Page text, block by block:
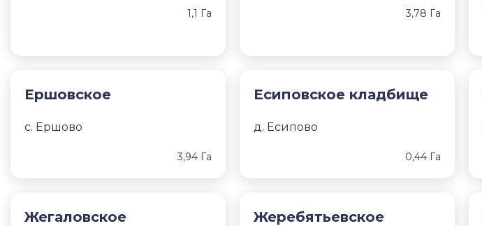
1,1 Га 3,78 Га
Ершовское
с. Ершово
3,94 Га
Есиповское кладбище
д. Есипово
0,44 Га
Жегаловское Жеребятьевское